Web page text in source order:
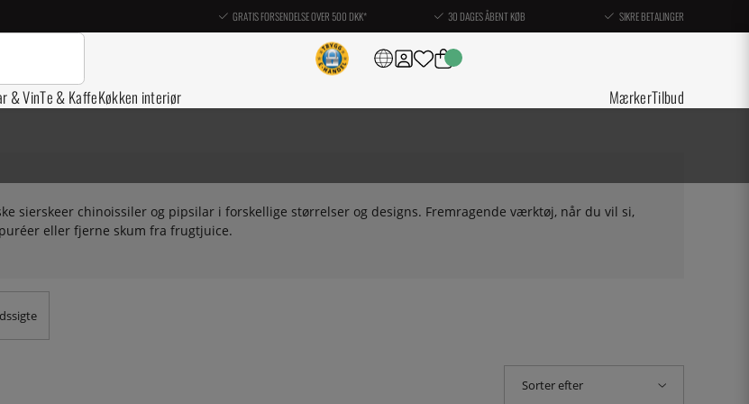
GRATIS FORSENDELSE OVER 500 DKK* 30 DAGES ÅBENT KØB SIKRE BETALINGER
& VinTe & KaffeKøkken interiør MærkerTilbud
sierskeer chinoissiler og pipsilar i forskellige størrelser og designs. Fremragende værktøj, når du vil si,
eller fjerne skum fra frugtjuice.
Sorter efter